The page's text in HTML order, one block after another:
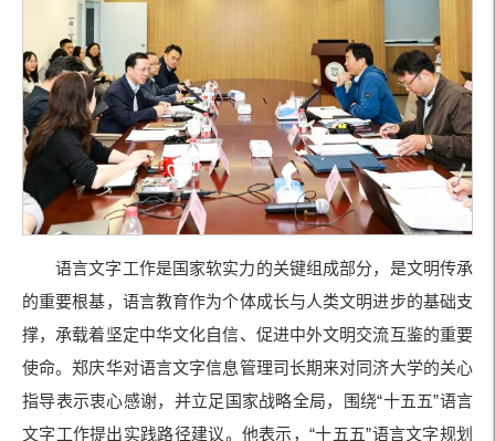
语言文字工作是国家软实力的关键组成部分，是文明传承
的重要根基，语言教育作为个体成长与人类文明进步的基础支
撑，承载着坚定中华文化自信、促进中外文明交流互鉴的重要
使命。郑庆华对语言文字信息管理司长期来对同济大学的关心
指导表示衷心感谢，并立足国家战略全局，围绕“十五五”语言
文字工作提出实践路径建议。他表示，“十五五”语言文字规划